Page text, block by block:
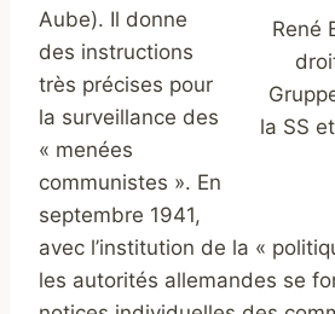
René
la SS
Aube). Il donne
des instructions
très précises pour
la surveillance des
« menées
communistes ». En
septembre 1941,
avec l’institution de la «
les autorités allemandes se